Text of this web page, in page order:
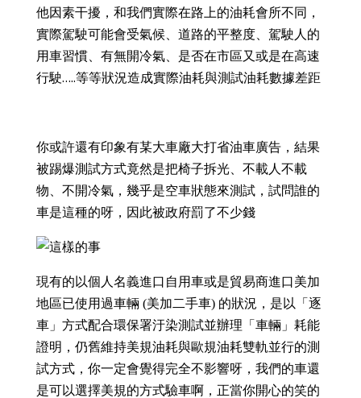
他因素干擾，和我們實際在路上的油耗會所不同，
實際駕駛可能會受氣候、道路的平整度、駕駛人的
用車習慣、有無開冷氣、是否在市區又或是在高速
行駛…..等等狀況造成實際油耗與測試油耗數據差距
你或許還有印象有某大車廠大打省油車廣告，結果
被踢爆測試方式竟然是把椅子拆光、不載人不載
物、不開冷氣，幾乎是空車狀態來測試，試問誰的
車是這種的呀，因此被政府罰了不少錢
現有的以個人名義進口自用車或是貿易商進口美加
地區已使用過車輛 (美加二手車) 的狀況，是以「逐
車」方式配合環保署汙染測試並辦理「車輛」耗能
證明，仍舊維持美規油耗與歐規油耗雙軌並行的測
試方式，你一定會覺得完全不影響呀，我們的車還
是可以選擇美規的方式驗車啊，正當你開心的笑的